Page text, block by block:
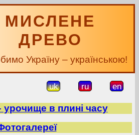
МИСЛЕНЕ
ДРЕВО
Україну – українською!
uk ru en
урочище в плині часу